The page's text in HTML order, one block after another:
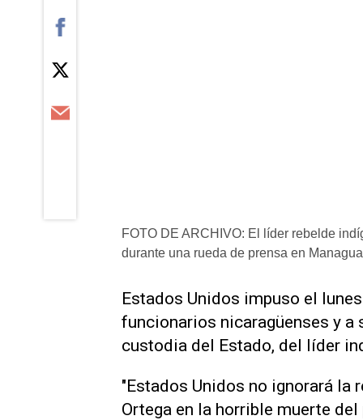
FOTO DE ARCHIVO: El líder rebelde
durante una rueda de prensa en
Estados Unidos impuso el
funcionarios nicaragüenses y a
custodia del Estado, del líder
"Estados Unidos no ignorará
Ortega ‌en la horrible muerte